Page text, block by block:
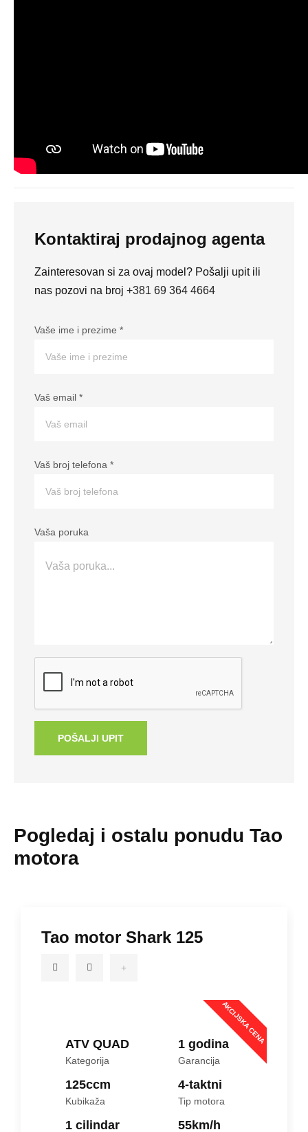
Kontaktiraj prodajnog agenta
Zainteresovan si za ovaj model? Pošalji upit ili
nas pozovi na broj +381 69 364 4664
Vaše ime i prezime *
Vaš email *
Vaš broj telefona *
Vaša poruka
POŠALJI UPIT
Pogledaj i ostalu ponudu Tao
motora
Tao motor Shark 125
AKCIJSKA CENA
ATV QUAD
Kategorija
1 godina
Garancija
125ccm
Kubikaža
4-taktni
Tip motora
1 cilindar 55km/h